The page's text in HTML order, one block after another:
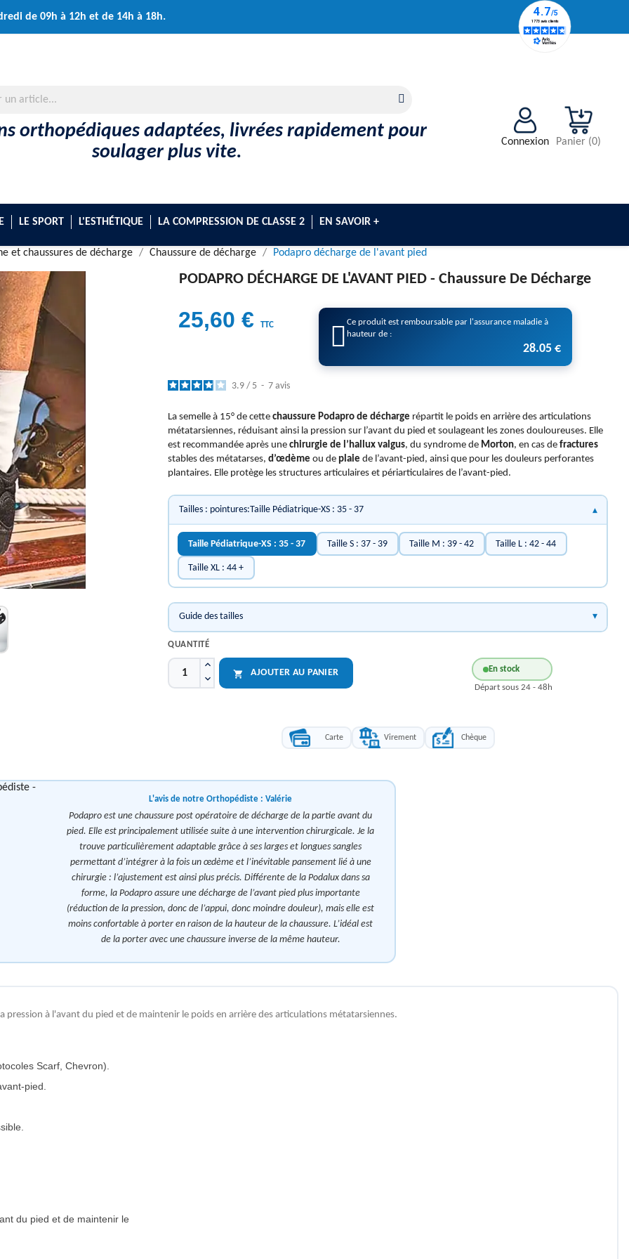
de 09h à 12h et de 14h à 18h.
orthopédiques adaptées, livrées rapidement pour
soulager plus vite.
Connexion Panier (0)
LE SPORT L'ESTHÉTIQUE LA COMPRESSION DE CLASSE 2 EN SAVOIR +
et chaussures de décharge Chaussure de décharge Podapro décharge de l'avant pied
PODAPRO DÉCHARGE DE L'AVANT PIED - Chaussure De Décharge
25,60 € TTC
Ce produit est remboursable par l'assurance maladie à
hauteur de :
28.05 €
3.9 / 5 - 7 avis
La semelle à 15° de cette chaussure Podapro de décharge répartit le poids en arrière des articulations
métatarsiennes, réduisant ainsi la pression sur l’avant du pied et soulageant les zones douloureuses. Elle
est recommandée après une chirurgie de l’hallux valgus, du syndrome de Morton, en cas de fractures
stables des métatarses, d’œdème ou de plaie de l’avant-pied, ainsi que pour les douleurs perforantes
plantaires. Elle protège les structures articulaires et périarticulaires de l’avant-pied.
Tailles : pointures:Taille Pédiatrique-XS : 35 - 37
Taille Pédiatrique-XS : 35 - 37 Taille S : 37 - 39 Taille M : 39 - 42 Taille L : 42 - 44
Taille XL : 44 +
Guide des tailles
QUANTITÉ
 AJOUTER AU PANIER En stock
Départ sous 24 - 48h
Carte Virement Chèque
L'avis de notre Orthopédiste : Valérie
Podapro est une chaussure post opératoire de décharge de la partie avant du
pied. Elle est principalement utilisée suite à une intervention chirurgicale. Je la
trouve particulièrement adaptable grâce à ses larges et longues sangles
permettant d’intégrer à la fois un œdème et l’inévitable pansement lié à une
chirurgie : l’ajustement est ainsi plus précis. Différente de la Podalux dans sa
forme, la Podapro assure une décharge de l’avant pied plus importante
(réduction de la pression, donc de l’appui, donc moindre douleur), mais elle est
moins confortable à porter en raison de la hauteur de la chaussure. L’idéal est
de la porter avec une chaussure inverse de la même hauteur.
pression à l'avant du pied et de maintenir le poids en arrière des articulations métatarsiennes.
Scarf, Chevron).
pied.
du pied et de maintenir le